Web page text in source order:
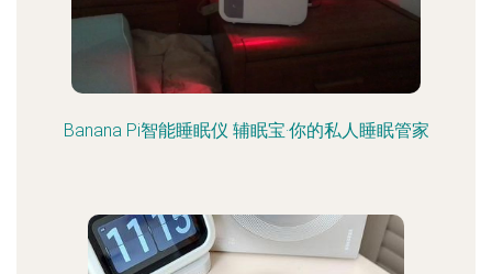
Banana Pi智能睡眠仪 辅眠宝·你的私人睡眠管家